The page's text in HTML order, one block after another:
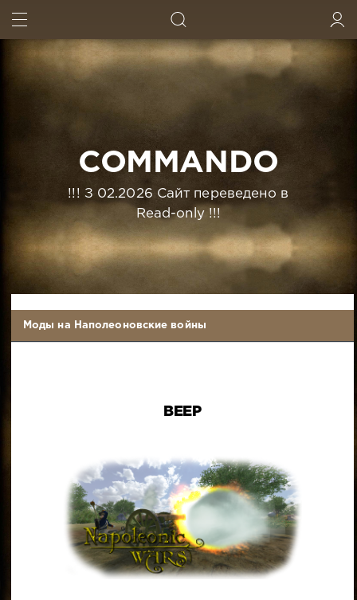
COMMANDO
!!! З 02.2026 Сайт переведено в
Read-only !!!
Моды на Наполеоновские войны
BEEP